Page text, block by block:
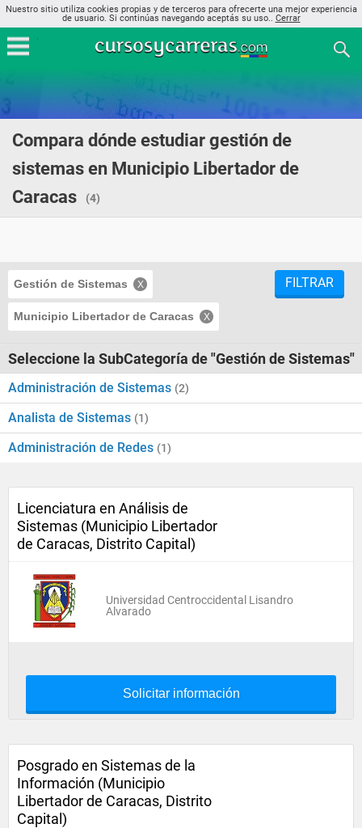
Nuestro sitio utiliza cookies propias y de terceros para ofrecerte una mejor experiencia
de usuario. Si continúas navegando aceptás su uso.. Cerrar
Compara dónde estudiar gestión de
sistemas en Municipio Libertador de
Caracas
(4)
Gestión de Sistemas
Municipio Libertador de Caracas
FILTRAR
Seleccione la SubCategoría de "Gestión de Sistemas"
Administración de Sistemas (2)
Analista de Sistemas (1)
Administración de Redes (1)
Licenciatura en Análisis de
Sistemas (Municipio Libertador
de Caracas, Distrito Capital)
Universidad Centroccidental Lisandro
Alvarado
Solicitar información
Posgrado en Sistemas de la
Información (Municipio
Libertador de Caracas, Distrito
Capital)